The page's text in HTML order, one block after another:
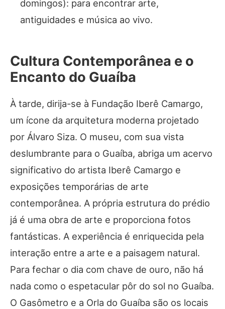
domingos): para encontrar arte,
antiguidades e música ao vivo.
Cultura Contemporânea e o
Encanto do Guaíba
À tarde, dirija-se à Fundação Iberê Camargo,
um ícone da arquitetura moderna projetado
por Álvaro Siza. O museu, com sua vista
deslumbrante para o Guaíba, abriga um acervo
significativo do artista Iberê Camargo e
exposições temporárias de arte
contemporânea. A própria estrutura do prédio
já é uma obra de arte e proporciona fotos
fantásticas. A experiência é enriquecida pela
interação entre a arte e a paisagem natural.
Para fechar o dia com chave de ouro, não há
nada como o espetacular pôr do sol no Guaíba.
O Gasômetro e a Orla do Guaíba são os locais